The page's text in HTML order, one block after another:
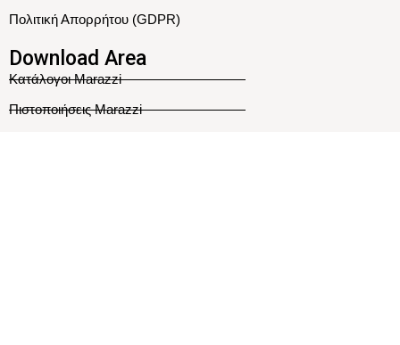
Πολιτική Απορρήτου (GDPR)
Download Area
Κατάλογοι Marazzi
Πιστοποιήσεις Marazzi